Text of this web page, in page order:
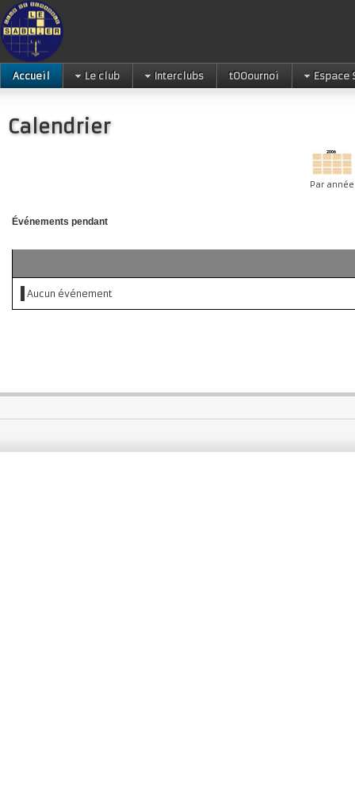
Accueil Le club Interclubs tOOournoi Espace
Calendrier
Par année
Événements pendant
Aucun événement